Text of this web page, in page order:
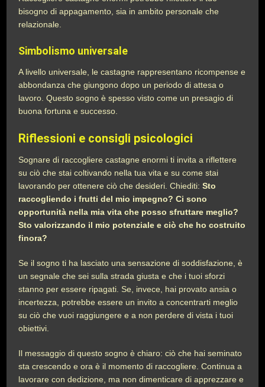
bisogno di appagamento, sia in ambito personale che
relazionale.
Simbolismo universale
A livello universale, le castagne rappresentano ricompense e
abbondanza che giungono dopo un periodo di attesa o
lavoro. Questo sogno è spesso visto come un presagio di
buona fortuna e successo.
Riflessioni e consigli psicologici
Sognare di raccogliere castagne enormi ti invita a riflettere
su ciò che stai coltivando nella tua vita e su come stai
lavorando per ottenere ciò che desideri. Chiediti:Sto
raccogliendo i frutti del mio impegno? Ci sono
opportunità nella mia vita che posso sfruttare meglio?
Sto valorizzando il mio potenziale e ciò che ho costruito
finora?
Se il sogno ti ha lasciato una sensazione di soddisfazione, è
un segnale che sei sulla strada giusta e che i tuoi sforzi
stanno per essere ripagati. Se, invece, hai provato ansia o
incertezza, potrebbe essere un invito a concentrarti meglio
su ciò che vuoi raggiungere e a non perdere di vista i tuoi
obiettivi.
Il messaggio di questo sogno è chiaro: ciò che hai seminato
sta crescendo e ora è il momento di raccogliere. Continua a
lavorare con dedizione, ma non dimenticare di apprezzare e